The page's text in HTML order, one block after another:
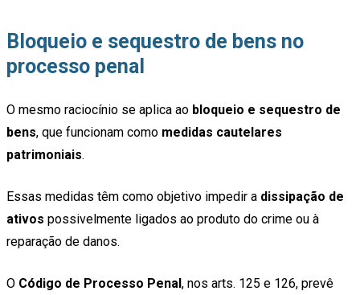
Bloqueio e sequestro de bens no
processo penal
O mesmo raciocínio se aplica ao bloqueio e sequestro de
bens, que funcionam como medidas cautelares
patrimoniais.
Essas medidas têm como objetivo impedir a dissipação de
ativos possivelmente ligados ao produto do crime ou à
reparação de danos.
O Código de Processo Penal, nos arts. 125 e 126, prevê